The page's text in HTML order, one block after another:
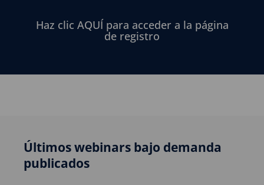
Haz clic AQUÍ para acceder a la página
de registro
Últimos webinars bajo demanda
publicados